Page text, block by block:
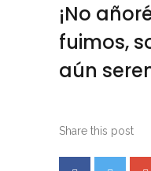
¡No
fuimos,
aún
Share this post